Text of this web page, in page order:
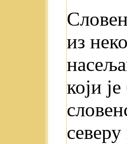
из
који